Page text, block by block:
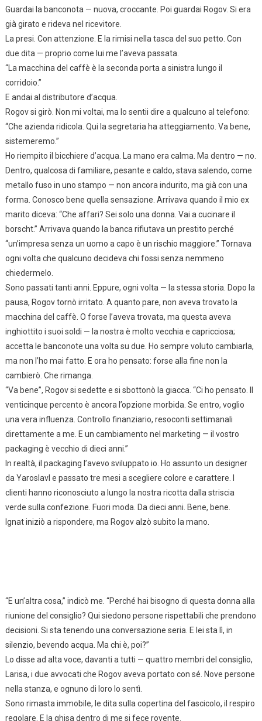
Guardai la banconota — nuova, croccante. Poi guardai Rogov. Si era
già girato e rideva nel ricevitore.
La presi. Con attenzione. E la rimisi nella tasca del suo petto. Con
due dita — proprio come lui me l’aveva passata.
“La macchina del caffè è la seconda porta a sinistra lungo il
corridoio.”
E andai al distributore d’acqua.
Rogov si girò. Non mi voltai, ma lo sentii dire a qualcuno al telefono:
“Che azienda ridicola. Qui la segretaria ha atteggiamento. Va bene,
sistemeremo.”
Ho riempito il bicchiere d’acqua. La mano era calma. Ma dentro — no.
Dentro, qualcosa di familiare, pesante e caldo, stava salendo, come
metallo fuso in uno stampo — non ancora indurito, ma già con una
forma. Conosco bene quella sensazione. Arrivava quando il mio ex
marito diceva: “Che affari? Sei solo una donna. Vai a cucinare il
borscht.” Arrivava quando la banca rifiutava un prestito perché
“un’impresa senza un uomo a capo è un rischio maggiore.” Tornava
ogni volta che qualcuno decideva chi fossi senza nemmeno
chiedermelo.
Sono passati tanti anni. Eppure, ogni volta — la stessa storia. Dopo la
pausa, Rogov tornò irritato. A quanto pare, non aveva trovato la
macchina del caffè. O forse l’aveva trovata, ma questa aveva
inghiottito i suoi soldi — la nostra è molto vecchia e capricciosa;
accetta le banconote una volta su due. Ho sempre voluto cambiarla,
ma non l’ho mai fatto. E ora ho pensato: forse alla fine non la
cambierò. Che rimanga.
“Va bene”, Rogov si sedette e si sbottonò la giacca. “Ci ho pensato. Il
venticinque percento è ancora l’opzione morbida. Se entro, voglio
una vera influenza. Controllo finanziario, resoconti settimanali
direttamente a me. E un cambiamento nel marketing — il vostro
packaging è vecchio di dieci anni.”
In realtà, il packaging l’avevo sviluppato io. Ho assunto un designer
da Yaroslavl e passato tre mesi a scegliere colore e carattere. I
clienti hanno riconosciuto a lungo la nostra ricotta dalla striscia
verde sulla confezione. Fuori moda. Da dieci anni. Bene, bene.
Ignat iniziò a rispondere, ma Rogov alzò subito la mano.
“E un’altra cosa,” indicò me. “Perché hai bisogno di questa donna alla
riunione del consiglio? Qui siedono persone rispettabili che prendono
decisioni. Si sta tenendo una conversazione seria. E lei sta lì, in
silenzio, bevendo acqua. Ma chi è, poi?”
Lo disse ad alta voce, davanti a tutti — quattro membri del consiglio,
Larisa, i due avvocati che Rogov aveva portato con sé. Nove persone
nella stanza, e ognuno di loro lo sentì.
Sono rimasta immobile, le dita sulla copertina del fascicolo, il respiro
regolare. E la ghisa dentro di me si fece rovente.